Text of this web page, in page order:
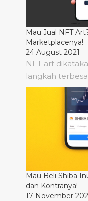
Mau Jual NFT
Marketplacenya!
24 August 2021
NFT art
langkah
Mau Beli Shiba
dan Kontranya!
17 November